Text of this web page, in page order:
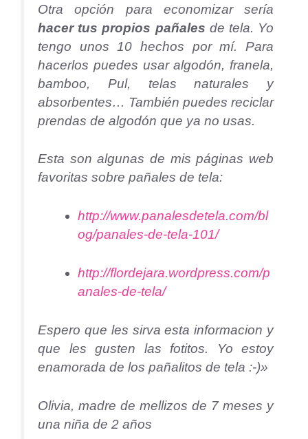
Otra opción para economizar sería
hacer tus propios pañales de tela. Yo
tengo unos 10 hechos por mí. Para
hacerlos puedes usar algodón, franela,
bamboo, Pul, telas naturales y
absorbentes… También puedes reciclar
prendas de algodón que ya no usas.
Esta son algunas de mis páginas web
favoritas sobre pañales de tela:
http://www.panalesdetela.com/bl
og/panales-de-tela-101/
http://flordejara.wordpress.com/p
anales-de-tela/
Espero que les sirva esta informacion y
que les gusten las fotitos. Yo estoy
enamorada de los pañalitos de tela :-)»
Olivia, madre de mellizos de 7 meses y
una niña de 2 años